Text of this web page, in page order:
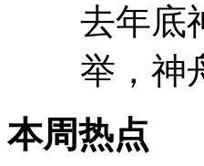
去年底
举，神
本周热点